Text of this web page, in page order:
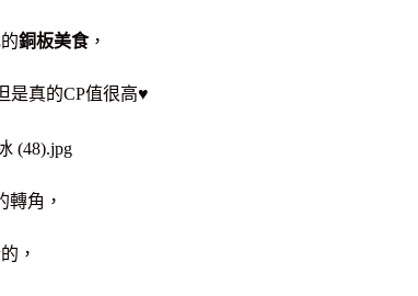
銅板美食，
是真的CP值很高♥
轉角，
，